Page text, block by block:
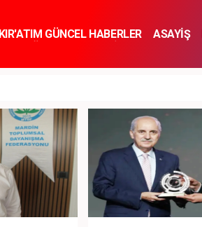
KIR'ATIM GÜNCEL HABERLER ASAYİŞ